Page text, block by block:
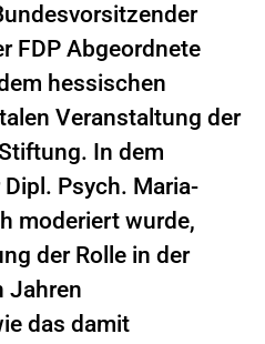
FDP Abgeordnete
hessischen
Veranstaltung der
In dem
Psych. Maria-
moderiert wurde,
der Rolle in der
Jahren
das damit